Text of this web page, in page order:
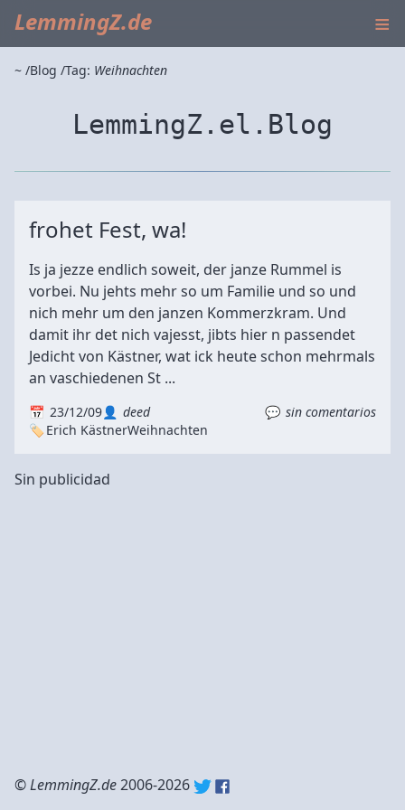
LemmingZ.de ≡
~ Blog Tag: Weihnachten
LemmingZ.el.Blog
frohet Fest, wa!
Is ja jezze endlich soweit, der janze Rummel is
vorbei. Nu jehts mehr so um Familie und so und
nich mehr um den janzen Kommerzkram. Und
damit ihr det nich vajesst, jibts hier n passendet
Jedicht von Kästner, wat ick heute schon mehrmals
an vaschiedenen St ...
23/12/09 deed
sin comentarios
Erich KästnerWeihnachten
Sin publicidad
©LemmingZ.de2006-2026